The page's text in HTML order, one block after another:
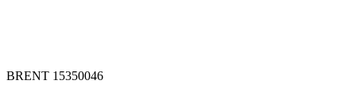
BRENT 15350046